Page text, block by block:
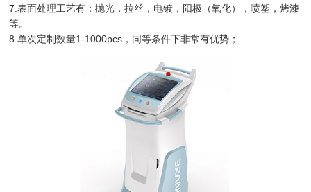
7.表面处理工艺有：抛光，拉丝，电镀，阳极（氧化），喷塑，烤漆
等。
8.单次定制数量1-1000pcs，同等条件下非常有优势；